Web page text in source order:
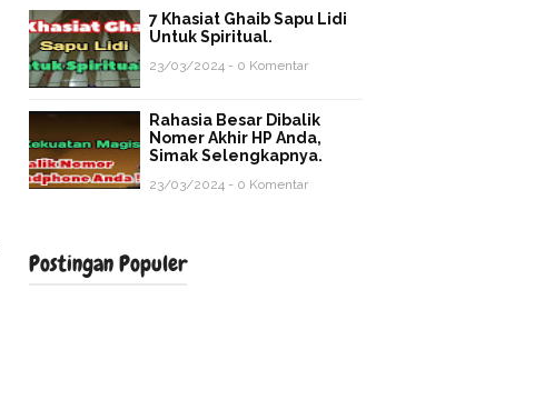
7 Khasiat Ghaib Sapu Lidi
Untuk Spiritual.
23/03/2024 - 0 Komentar
Rahasia Besar Dibalik
Nomer Akhir HP Anda,
Simak Selengkapnya.
23/03/2024 - 0 Komentar
Postingan Populer